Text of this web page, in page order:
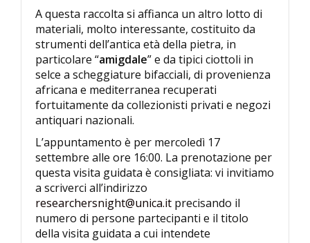
A questa raccolta si affianca un altro lotto di
materiali, molto interessante, costituito da
strumenti dell’antica età della pietra, in
particolare “amigdale” e da tipici ciottoli in
selce a scheggiature bifacciali, di provenienza
africana e mediterranea recuperati
fortuitamente da collezionisti privati e negozi
antiquari nazionali.
L’appuntamento è per mercoledì 17
settembre alle ore 16:00. La prenotazione per
questa visita guidata è consigliata: vi invitiamo
a scriverci all’indirizzo
researchersnight@unica.it precisando il
numero di persone partecipanti e il titolo
della visita guidata a cui intendete